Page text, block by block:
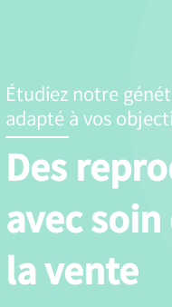
Étudiez notre
adapté à vos
Des
avec
la vente